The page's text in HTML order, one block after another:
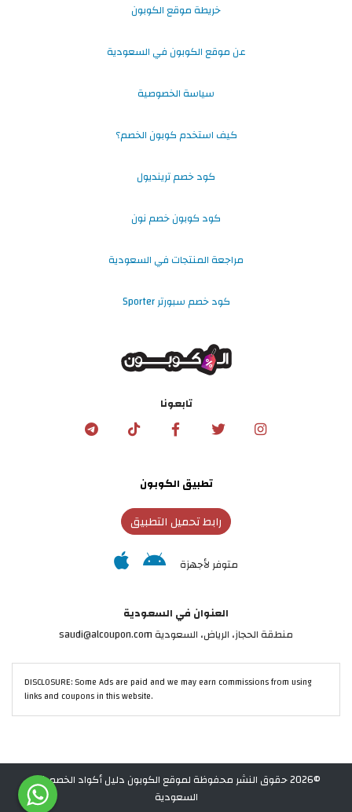
خريطة موقع الكوبون
عن موقع الكوبون في السعودية
سياسة الخصوصية
كيف استخدم كوبون الخصم؟
كود خصم ترينديول
كود كوبون خصم نون
مراجعة المنتجات في السعودية
كود خصم سبورتر Sporter
تابعونا
تطبيق الكوبون
رابط تحميل التطبيق
متوفر لأجهزة
العنوان في السعودية
منطقة الحجاز، الرياض، السعودية saudi@alcoupon.com
DISCLOSURE: Some Ads are paid and we may earn commissions from using
links and coupons in this website.
©2026 حقوق النشر محفوظة لموقع الكوبون دليل أكواد الخصم في
السعودية